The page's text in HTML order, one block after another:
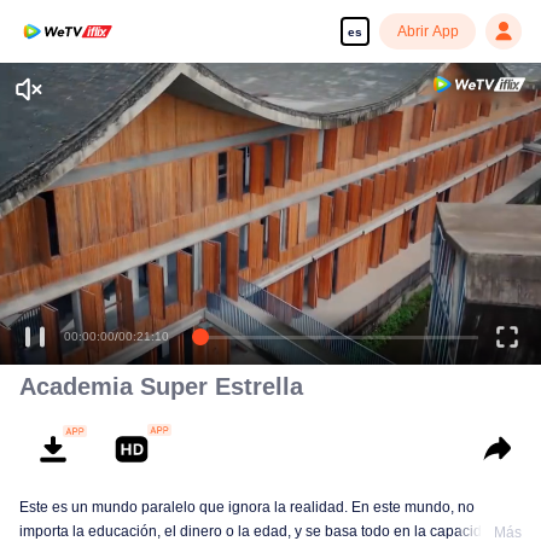
es Abrir App
Academia Super Estrella
Este es un mundo paralelo que ignora la realidad. En este mundo, no
importa la educación, el dinero o la edad, y se basa todo en la capacidadMás